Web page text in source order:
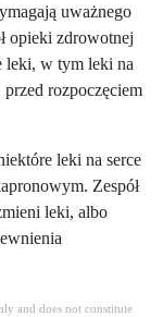
uważnego
opieki zdrowotnej
leki, w tym leki na
przed rozpoczęciem
leki na serce
Zespół
leki, albo
and does not constitute